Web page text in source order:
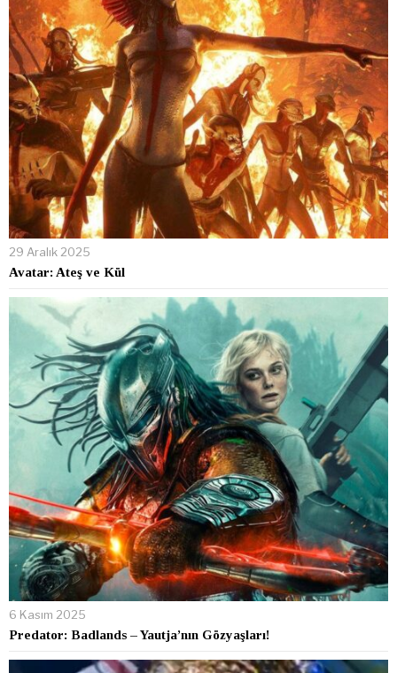
29 Aralık 2025
Avatar: Ateş ve Kül
6 Kasım 2025
Predator: Badlands – Yautja’nın Gözyaşları!